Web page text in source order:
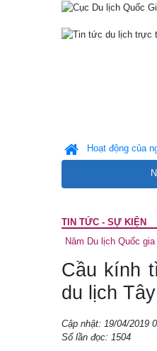
Hoạt động của
TIN TỨC - SỰ KIỆN
Năm Du lịch Quốc
Cầu kính
du lịch
Cập nhật: 19/04/2019
Số lần đọc: 1504